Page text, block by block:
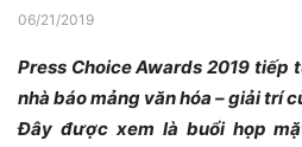
06/21/2019
Press Choice Awards 2019 tiếp
nhà báo mảng văn hóa – giải trí
Đây được xem là buổi họp